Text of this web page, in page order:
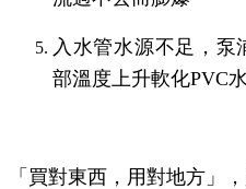
入水管水源不足，
部溫度上升軟化PVC
「買對東西，用對地方」